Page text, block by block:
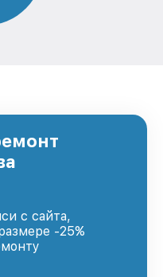
с сайта,
-25%